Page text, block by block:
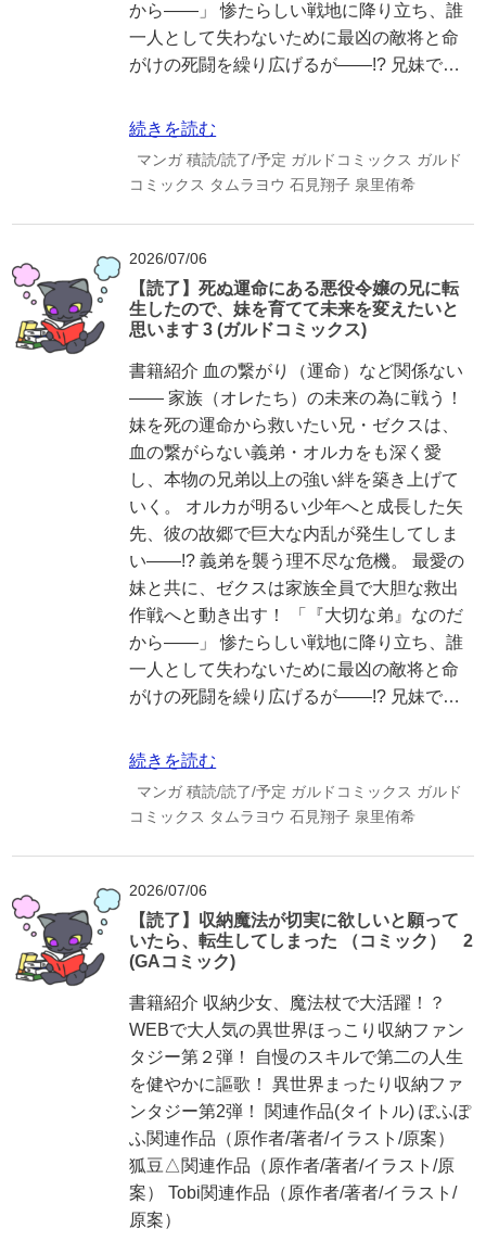
から――」 惨たらしい戦地に降り立ち、誰
一人として失わないために最凶の敵将と命
がけの死闘を繰り広げるが――!? 兄妹で…
続きを読む
マンガ 積読/読了/予定 ガルドコミックス ガルド
コミックス タムラヨウ 石見翔子 泉里侑希
2026/07/06
【読了】死ぬ運命にある悪役令嬢の兄に転
生したので、妹を育てて未来を変えたいと
思います 3 (ガルドコミックス)
書籍紹介 血の繋がり（運命）など関係ない
―― 家族（オレたち）の未来の為に戦う！
妹を死の運命から救いたい兄・ゼクスは、
血の繋がらない義弟・オルカをも深く愛
し、本物の兄弟以上の強い絆を築き上げて
いく。 オルカが明るい少年へと成長した矢
先、彼の故郷で巨大な内乱が発生してしま
い――!? 義弟を襲う理不尽な危機。 最愛の
妹と共に、ゼクスは家族全員で大胆な救出
作戦へと動き出す！ 「『大切な弟』なのだ
から――」 惨たらしい戦地に降り立ち、誰
一人として失わないために最凶の敵将と命
がけの死闘を繰り広げるが――!? 兄妹で…
続きを読む
マンガ 積読/読了/予定 ガルドコミックス ガルド
コミックス タムラヨウ 石見翔子 泉里侑希
2026/07/06
【読了】収納魔法が切実に欲しいと願って
いたら、転生してしまった （コミック） 2
(GAコミック)
書籍紹介 収納少女、魔法杖で大活躍！？
WEBで大人気の異世界ほっこり収納ファン
タジー第２弾！ 自慢のスキルで第二の人生
を健やかに謳歌！ 異世界まったり収納ファ
ンタジー第2弾！ 関連作品(タイトル) ぽふぽ
ふ関連作品（原作者/著者/イラスト/原案）
狐豆△関連作品（原作者/著者/イラスト/原
案） Tobi関連作品（原作者/著者/イラスト/
原案）